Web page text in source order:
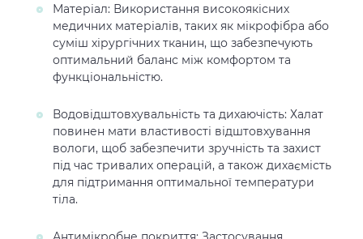
Матеріал: Використання високоякісних
медичних матеріалів, таких як мікрофібра або
суміш хірургічних тканин, що забезпечують
оптимальний баланс між комфортом та
функціональністю.
Водовідштовхувальність та дихаючість: Халат
повинен мати властивості відштовхування
вологи, щоб забезпечити зручність та захист
під час тривалих операцій, а також дихаємість
для підтримання оптимальної температури
тіла.